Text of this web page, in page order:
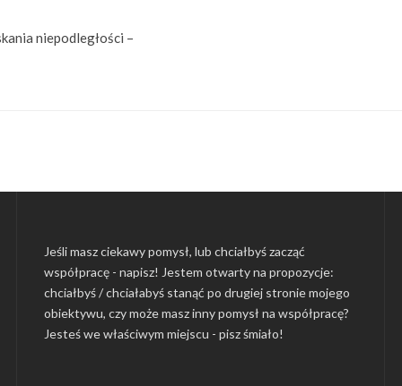
niepodległości –
Jeśli masz ciekawy pomysł, lub chciałbyś zacząć
współpracę - napisz! Jestem otwarty na propozycje:
chciałbyś / chciałabyś stanąć po drugiej stronie mojego
obiektywu, czy może masz inny pomysł na współpracę?
Jesteś we właściwym miejscu - pisz śmiało!